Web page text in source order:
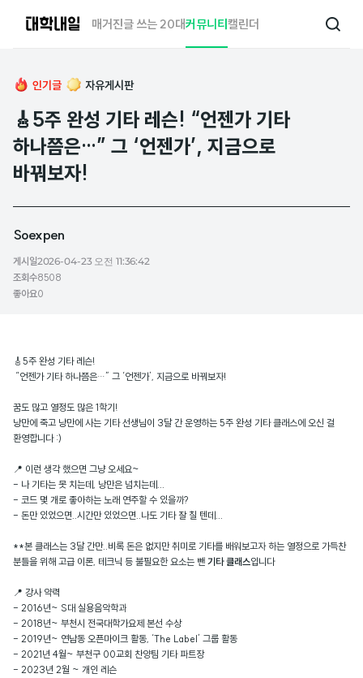
매거진글 쓰는 20대커뮤니티캘린더
검
인기글 자유게시판
🎸5주 완성 기타 레슨! “언젠가 기타
하나쯤은…” 그 ‘언젠가’, 지금으로
바꿔보자!
Soexpen
게시일2026-04-23 오전 11:36:42
조회수8508
좋아요0
🎸5주 완성 기타 레슨!
“언젠가 기타 하나쯤은…” 그 ‘언젠가’, 지금으로 바꿔보자!
꿈도 많고 열정도 많은 1학기!
낭만에 죽고 낭만에 사는 기타 선생님이 3달 간 운영하는 5주 완성 기타 클래스에 오신 걸
환영합니다 :)
📍 이런 생각 했으면 그냥 오세요~
- 나 기타는 못 치는데, 낭만은 넘치는데...
- 코드 몇 개로 좋아하는 노래 연주할 수 있을까?
- 돈만 있었으면..시간만 있었으면..나도 기타 잘 칠 텐데...
**본 클래스는 3달 간만..비록 돈은 없지만 취미로 기타를 배워보고자 하는 열정으로 가득찬
분들을 위해 고급 이론, 테크닉 등 불필요한 요소는 뺀 기타 클래스입니다
📍 강사 약력
- 2016년~ S대 실용음악학과
- 2018년~ 부천시 전국대학가요제 본선 수상
- 2019년~ 연남동 오픈마이크 활동, ‘The Label’ 그룹 활동
- 2021년 4월~ 부천구 00교회 찬양팀 기타 파트장
- 2023년 2월 ~ 개인 레슨